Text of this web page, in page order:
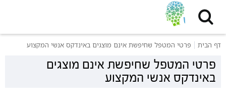
דף הבית פרטי המטפל שחיפשת אינם מוצגים באינדקס אנשי המקצוע
פרטי המטפל שחיפשת אינם מוצגים
באינדקס אנשי המקצוע